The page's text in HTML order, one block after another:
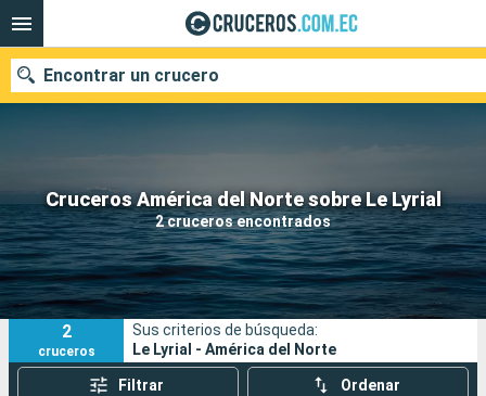
Cruceros América del Norte sobre Le Lyrial
2 cruceros encontrados
Encontrar un crucero
Nuestros destinos
Fecha de salida
Puertos Compañías
Buscar
2
cruceros
Sus criterios de búsqueda:
Le Lyrial - América del Norte
Filtrar Ordenar